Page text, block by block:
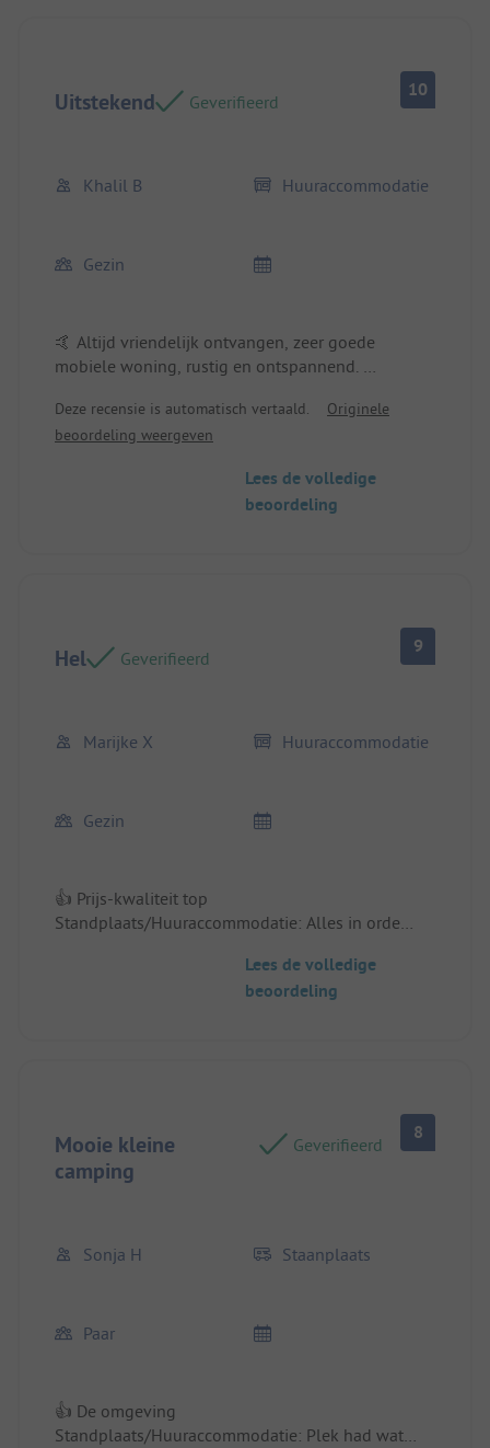
Uitstekend Geverifieerd
10
Khalil B Huuraccommodatie
Gezin
🤙 Altijd vriendelijk ontvangen, zeer goede
mobiele woning, rustig en ontspannend.
zeer goede locatie.
Deze recensie is automatisch vertaald.
Originele
beoordeling weergeven
Lees de volledige
beoordeling
Hel Geverifieerd
9
Marijke X Huuraccommodatie
Gezin
👍 Prijs-kwaliteit top
Standplaats/Huuraccommodatie: Alles in orde
👎 Jammer dat we de laatste dag al om 10u weg
moesten. Een verwarmd zwembad zou nog een
Lees de volledige
beoordeling
Mooie kleine
camping
Geverifieerd
8
Sonja H Staanplaats
Paar
👍 De omgeving
Standplaats/Huuraccommodatie: Plek had wat